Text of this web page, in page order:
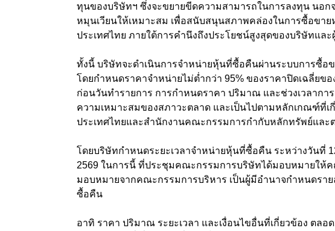
ทุนของบริษัทฯ ซึ่งจะขยายขีดความสามารถในการลงทุน นอก
หมุนเวียนให้เหมาะสม เพื่อสนับสนุนสภาพคล่องในการซื้อขา
ประเทศไทย ภายใต้การคำนึงถึงประโยชน์สูงสุดของบริษัทแล
ทั้งนี้ บริษัทจะดำเนินการจำหน่ายหุ้นที่ซื้อคืนผ่านระบบการซื้อ
โดยกำหนดราคาจำหน่ายไม่ต่ำกว่า 95% ของราคาปิดเฉลี่ย
ก่อนวันทำรายการ การกำหนดราคา ปริมาณ และช่วงเวลาก
ความเหมาะสมของสภาวะตลาด และเป็นไปตามหลักเกณฑ์ที่
ประเทศไทยและสำนักงานคณะกรรมการกำกับหลักทรัพย์และ
โดยบริษัทกำหนดระยะเวลาจำหน่ายหุ้นที่ซื้อคืน ระหว่างวันที่
2569 ในการนี้ ที่ประชุมคณะกรรมการบริษัทได้มอบหมายให้
มอบหมายจากคณะกรรมการบริหาร เป็นผู้มีอำนาจกำหนดรา
ซื้อคืน
อาทิ ราคา ปริมาณ ระยะเวลา และเงื่อนไขอื่นที่เกี่ยวข้อง ตลอ